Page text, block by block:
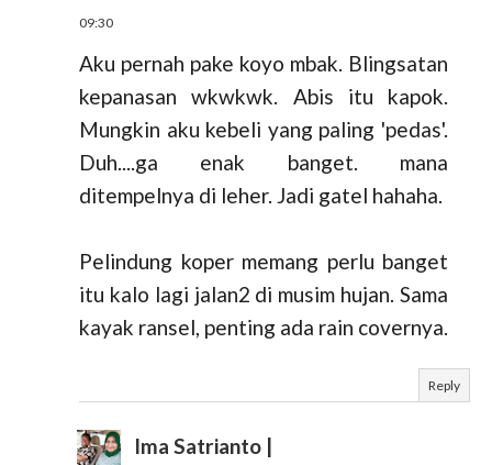
09:30
Aku pernah pake koyo mbak. Blingsatan
kepanasan wkwkwk. Abis itu kapok.
Mungkin aku kebeli yang paling 'pedas'.
Duh....ga enak banget. mana
ditempelnya di leher. Jadi gatel hahaha.
Pelindung koper memang perlu banget
itu kalo lagi jalan2 di musim hujan. Sama
kayak ransel, penting ada rain covernya.
Reply
Ima Satrianto |